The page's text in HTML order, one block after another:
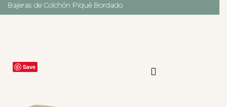
Bajeras de Colchón Piqué Bordado
Save